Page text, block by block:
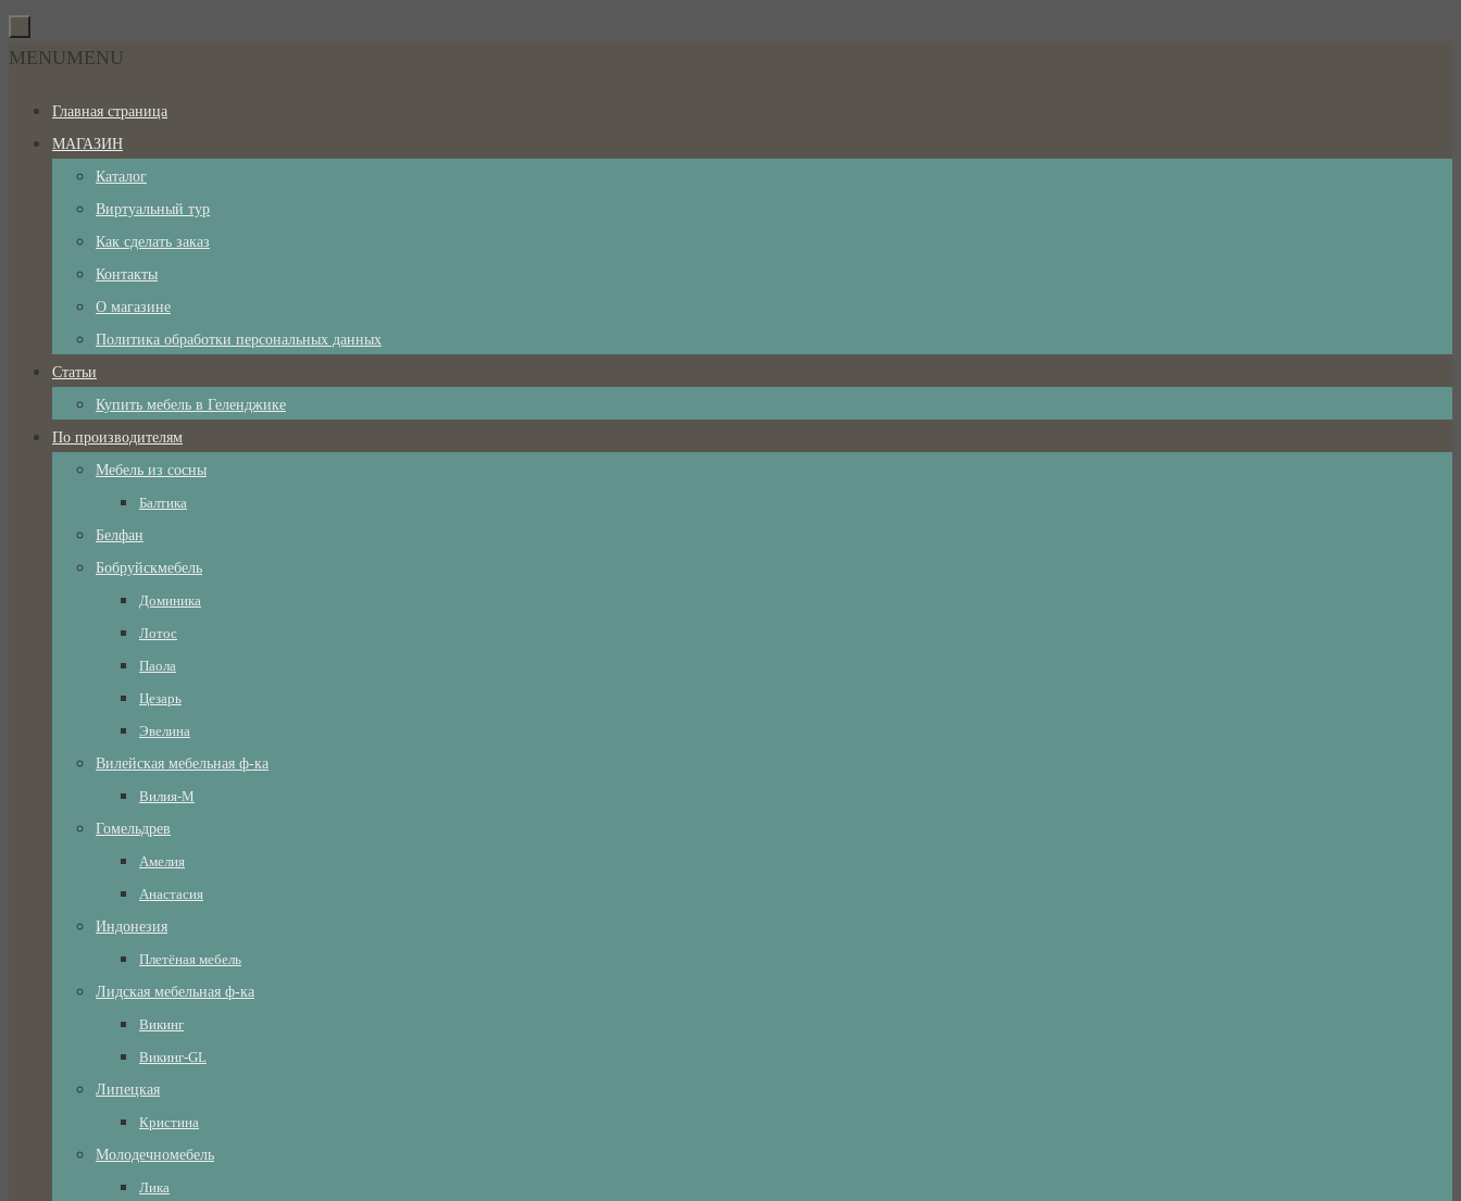
Перейти
к
Перейти
содержимому
MENUMENU
Главная страница
МАГАЗИН
Каталог
Виртуальный тур
Как сделать заказ
Контакты
О магазине
Политика обработки персональных данных
Статьи
Купить мебель в Геленджике
По производителям
Мебель из сосны
Балтика
Белфан
Бобруйскмебель
Доминика
Лотос
Паола
Цезарь
Эвелина
Вилейская мебельная ф-ка
Вилия-М
Гомельдрев
Амелия
Анастасия
Индонезия
Плетёная мебель
Лидская мебельная ф-ка
Викинг
Викинг-GL
Липецкая
Кристина
Молодечномебель
Лика